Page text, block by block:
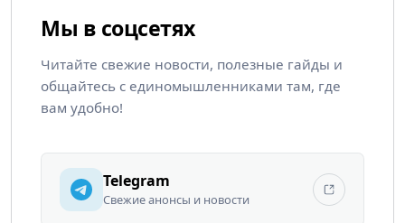
Мы в соцсетях
Читайте свежие новости, полезные гайды и
общайтесь с единомышленниками там, где
вам удобно!
Telegram
Свежие анонсы и новости